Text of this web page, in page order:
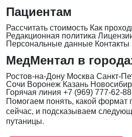
Пациентам
Рассчитать стоимость Как
Редакционная политика
Персональные данные Контакты
МедМентал в
Ростов-на-Дону Москва Санкт-
Сочи Воронеж Казань
Горячая линия +7 (969) 777-62-88
Помогаем понять, какой формат
сейчас, и подсказываем
путаницы.